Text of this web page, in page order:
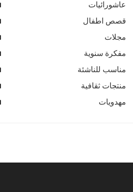
عاشورائيات
قصص اطفال
مجلات
مفكرة سنوية
مناسب للناشئة
منتجات ثقافية
مهدويات